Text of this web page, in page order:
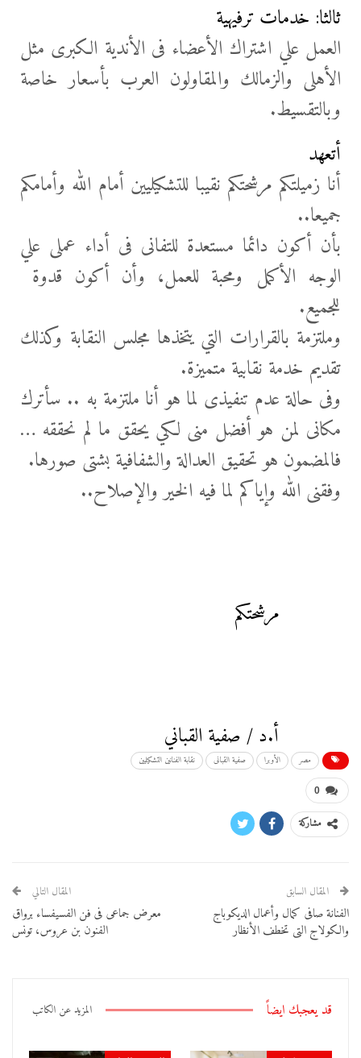
ثالثا: خدمات ترفيهية
العمل علي اشتراك الأعضاء فى الأندية الكبرى مثل
الأهلى والزمالك والمقاولون العرب بأسعار خاصة
وبالتقسيط.
أتعهد
أنا زميلتكم مرشحتكم نقيبا للتشكيليين أمام الله وأمامكم
جميعا..
بأن أكون دائما مستعدة للتفانى فى أداء عملى علي
الوجه الأكمل ومحبة للعمل، وأن أكون قدوة
للجميع.
وملتزمة بالقرارات التي يتخذها مجلس النقابة وكذلك
تقديم خدمة نقابية متميزة.
وفى حالة عدم تنفيذى لما هو أنا ملتزمة به .. سأترك
مكانى لمن هو أفضل منى لكي يحقق ما لم نحققه …
فالمضمون هو تحقيق العدالة والشفافية بشتى صورها.
وفقنى الله وإياكم لما فيه الخير والإصلاح..
مرشحتكم
أ.د / صفية القباني
مصر الأوبرا صفية القبانى نقابة الفنانين التشكيليين
0
مشاركة
المقال السابق
الفنانة صافى كمال وأعمال الديكوباج
والكولاج التى تخطف الأنظار
المقال التالي
معرض جماعى فى فن الفسيفساء برواق
الفنون بن عروس، تونس
قد يعجبك ايضاً المزيد عن الكاتب